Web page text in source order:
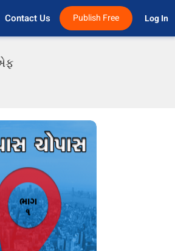
Contact Us Publish Free Log In